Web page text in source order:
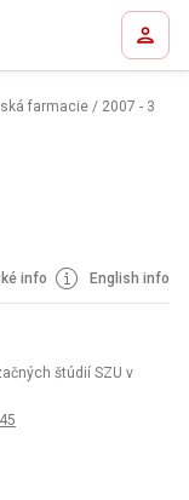
farmacie / 2007 - 3
info English info
štúdií SZU v